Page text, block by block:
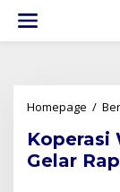
konten
Homepage /
Koperasi
Gelar